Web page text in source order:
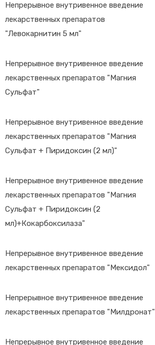
Непрерывное внутривенное введение
лекарственных препаратов
"Левокарнитин 5 мл"
Непрерывное внутривенное введение
лекарственных препаратов "Магния
Сульфат"
Непрерывное внутривенное введение
лекарственных препаратов "Магния
Сульфат + Пиридоксин (2 мл)"
Непрерывное внутривенное введение
лекарственных препаратов "Магния
Сульфат + Пиридоксин (2
мл)+Кокарбоксилаза"
Непрерывное внутривенное введение
лекарственных препаратов "Мексидол"
Непрерывное внутривенное введение
лекарственных препаратов "Милдронат"
Непрерывное внутривенное введение